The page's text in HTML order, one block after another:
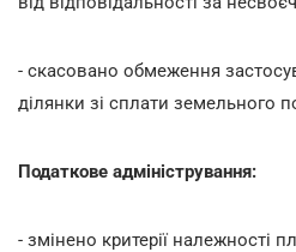
- скасовано обмеження
ділянки зі сплати земельного
Податкове адміністрування:
- змінено критерії належності